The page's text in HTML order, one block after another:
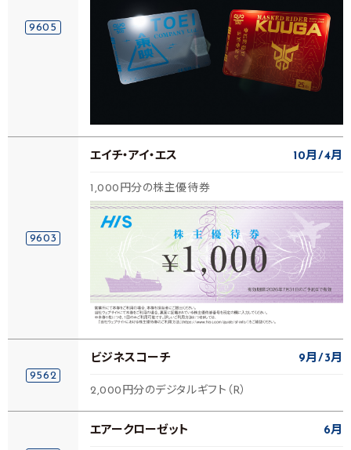
9605
9603
エイチ・アイ・エス 10月 4月
1,000円分の株主優待券
9562
ビジネスコーチ 9月 3月
2,000円分のデジタルギフト（R）
エアークローゼット 6月